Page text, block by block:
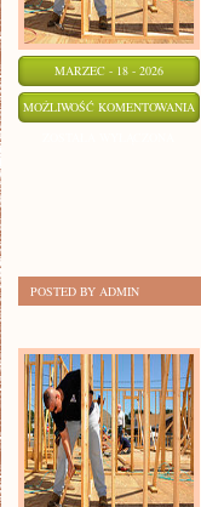
MARZEC - 18 - 2026
MOŻLIWOŚĆ KOMENTOWANIA
POSTED BY ADMIN